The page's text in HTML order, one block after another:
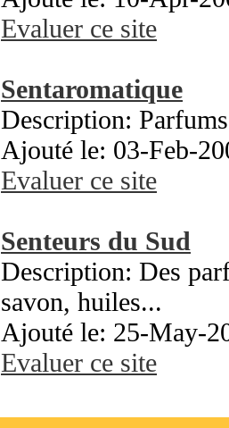
Evaluer ce site
Sentaromatique
Description:
Ajouté le: 03-Feb-
Evaluer ce site
Senteurs du Sud
Description: Des
savon, huiles...
Ajouté le: 25-May-
Evaluer ce site